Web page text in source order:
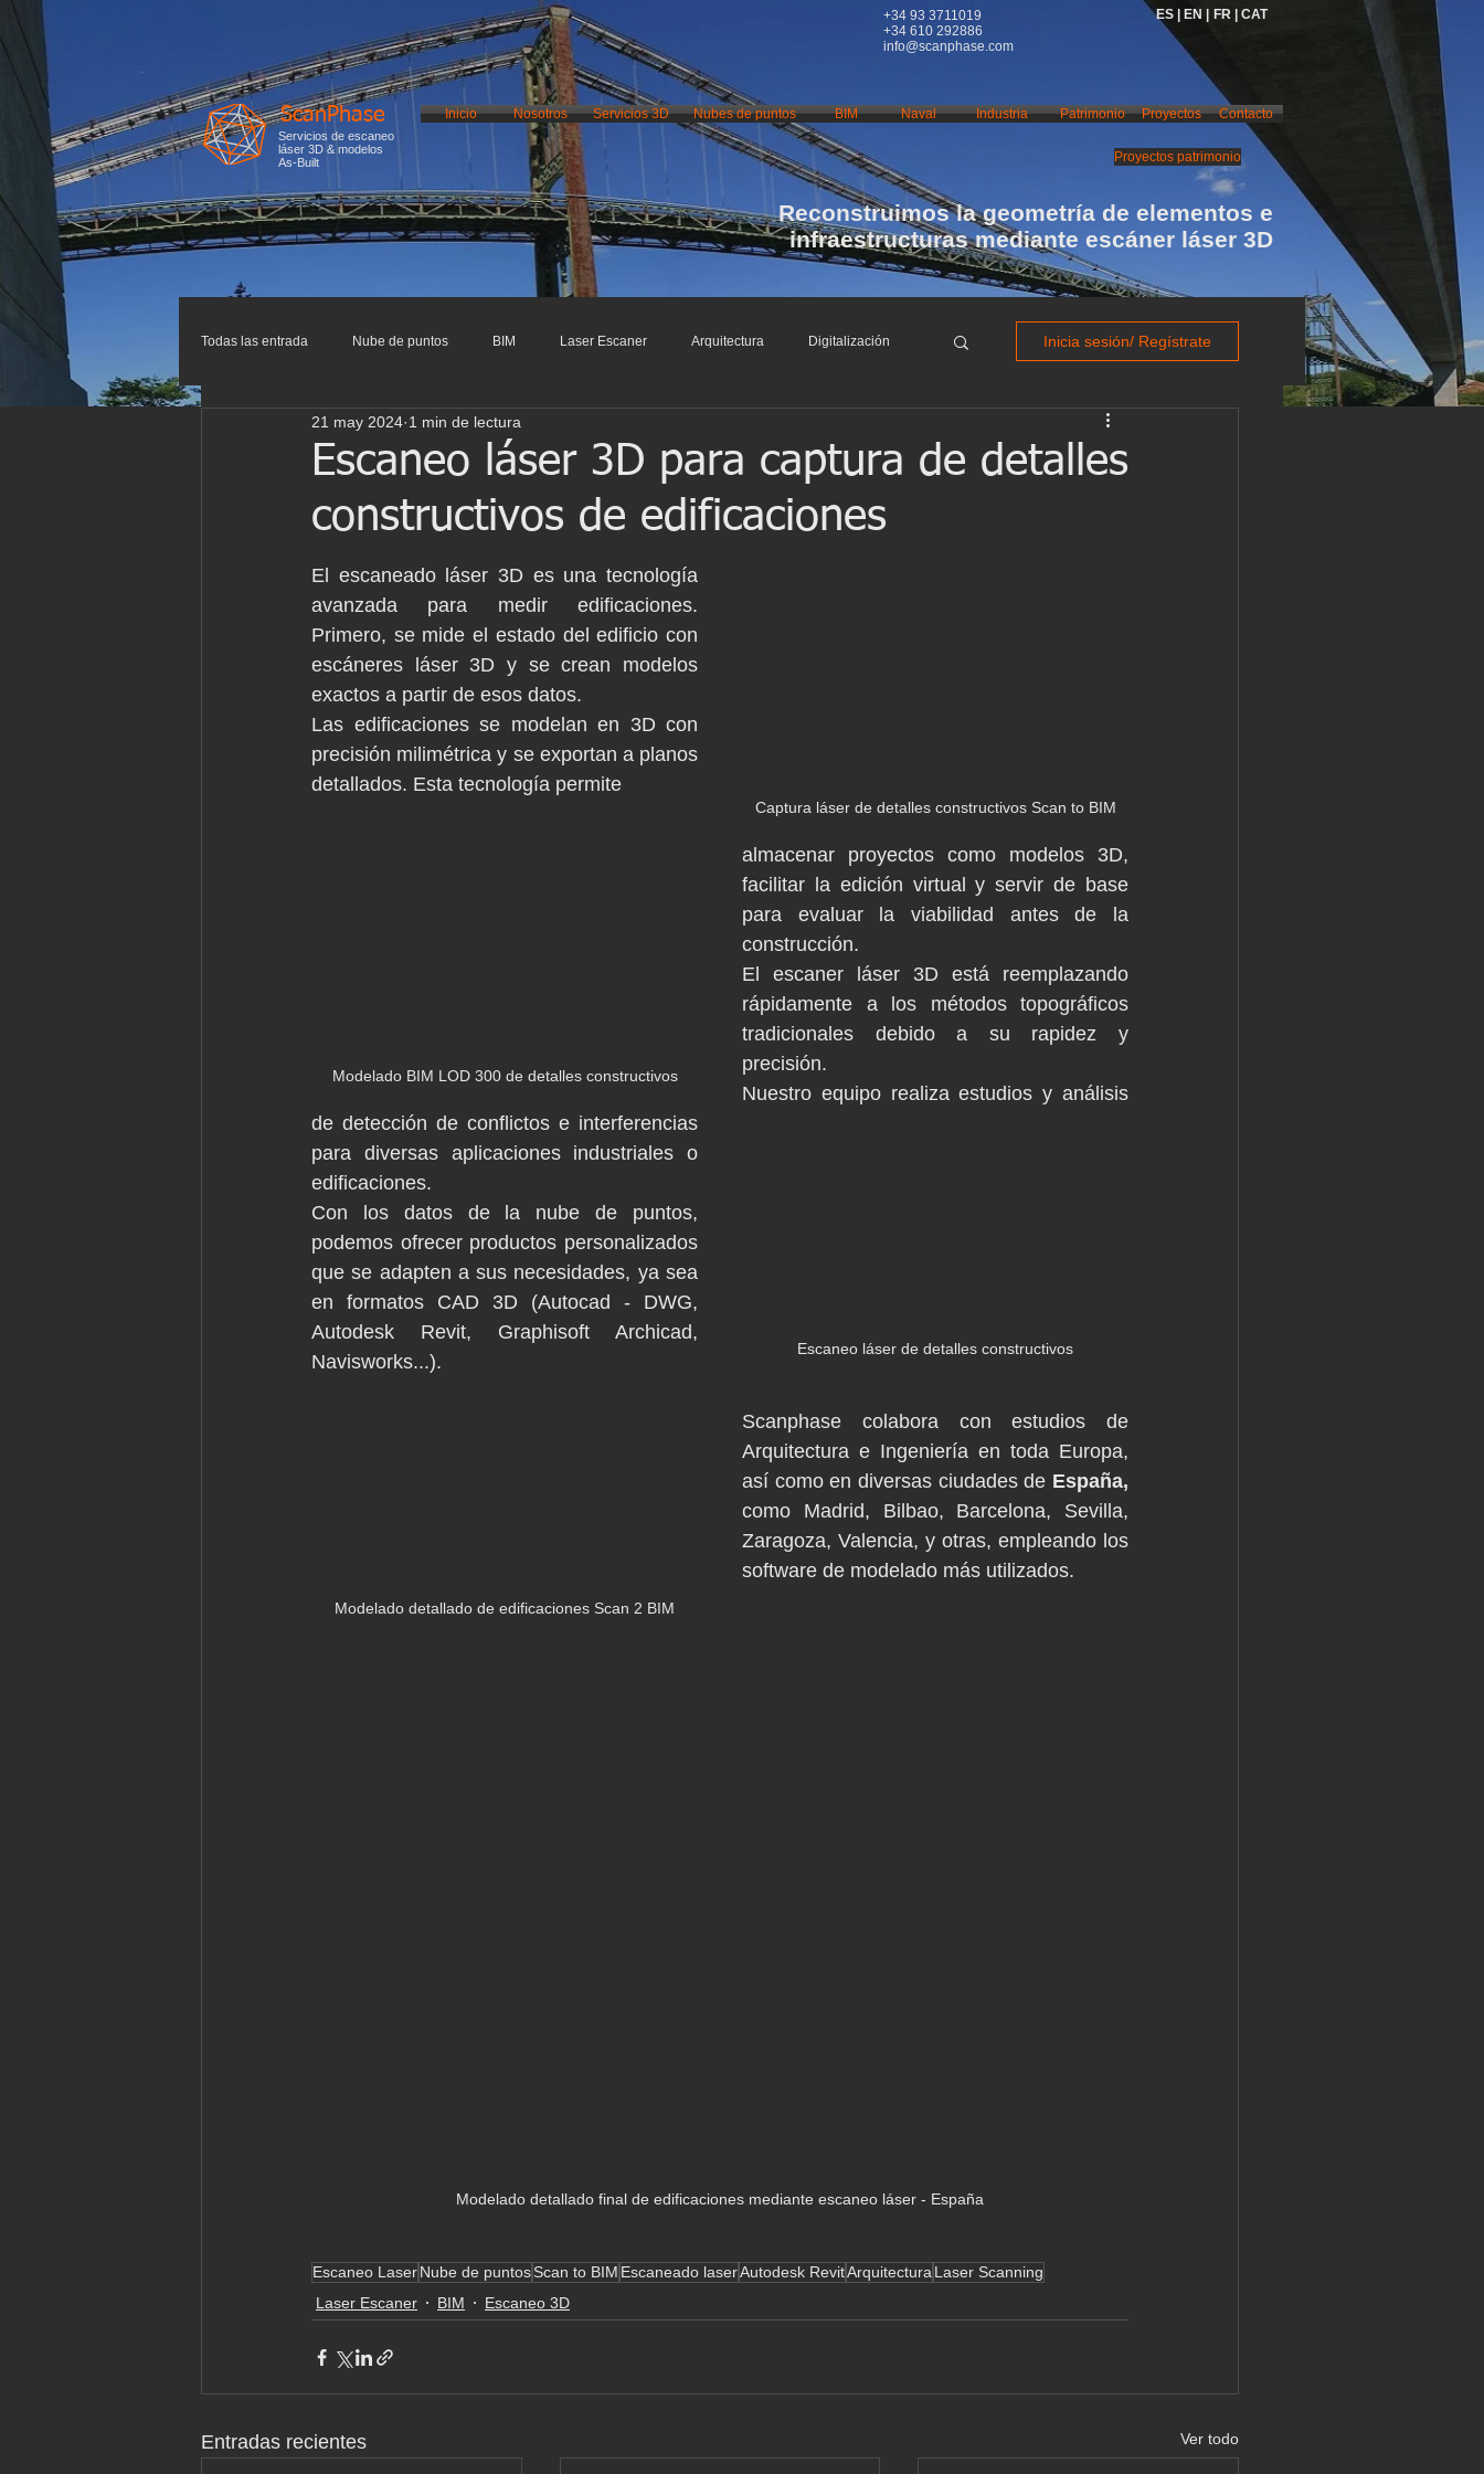
+34 93 3711019
+34 610 292886
info@scanphase.com
ES | EN | FR | CAT
ScanPhase
Servicios de escaneo
láser 3D & modelos
As-Built
Inicio Nosotros Servicios 3D Nubes de puntos BIM Industria
Naval Patrimonio Contacto
Proyectos
Proyectos patrimonio
Reconstruimos la geometría de elementos e
infraestructuras mediante escáner láser 3D
Todas las entrada Nube de puntos BIM Laser Escaner Arquitectura Digitalización
Impresión 3D Escaneo 3D Infraestructuras
Ingenieria Ingeniería Inversa BWTS Naval scanning
Marine laser scanning Pointcloud Barcelona Escaneo laser
Industria Proyecto BIM Proyecto patrimonio
Archicad
Inicia sesión/ Regístrate
Escaneo láser 3D para captura de detalles
constructivos de edificaciones
21 may 2024 1 min de lectura
Captura láser de detalles constructivos Scan to BIM
El escaneado láser 3D es una tecnología
avanzada para medir edificaciones.
Primero, se mide el estado del edificio con
escáneres láser 3D y se crean modelos
exactos a partir de esos datos.
Las edificaciones se modelan en 3D con
precisión milimétrica y se exportan a planos
detallados. Esta tecnología permite
Modelado BIM LOD 300 de detalles constructivos
almacenar proyectos como modelos 3D,
facilitar la edición virtual y servir de base
para evaluar la viabilidad antes de la
construcción.
El escaner láser 3D está reemplazando
rápidamente a los métodos topográficos
tradicionales debido a su rapidez y
precisión.
Escaneo láser de detalles constructivos
Modelado detallado de edificaciones Scan 2 BIM
Nuestro equipo realiza estudios y análisis
de detección de conflictos e interferencias
para diversas aplicaciones industriales o
edificaciones.
Con los datos de la nube de puntos,
podemos ofrecer productos personalizados
que se adapten a sus necesidades, ya sea
en formatos CAD 3D (Autocad - DWG,
Autodesk Revit, Graphisoft Archicad,
Navisworks...).
Scanphase colabora con estudios de
Arquitectura e Ingeniería en toda Europa,
así como en diversas ciudades de España,
como Madrid, Bilbao, Barcelona, Sevilla,
Zaragoza, Valencia, y otras, empleando los
software de modelado más utilizados.
Modelado detallado final de edificaciones mediante escaneo láser - España
Escaneo LaserNube de puntosScan to BIM Escaneado laserAutodesk RevitArquitecturaLaser Scanning
Laser Escaner
BIM Escaneo 3D
Entradas recientes Ver todo